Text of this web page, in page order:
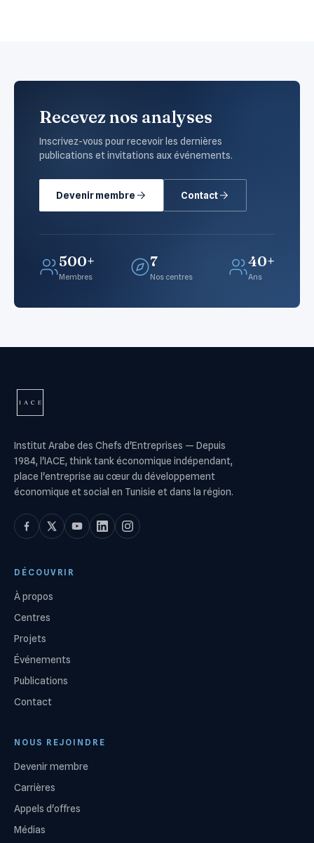
Recevez nos analyses
Inscrivez-vous pour recevoir les dernières
publications et invitations aux événements.
Devenir membre Contact
500+
Membres
7
Nos centres
40+
Ans
Institut Arabe des Chefs d'Entreprises — Depuis
1984, l'IACE, think tank économique indépendant,
place l'entreprise au cœur du développement
économique et social en Tunisie et dans la région.
DÉCOUVRIR
À propos
Centres
Projets
Événements
Publications
Contact
NOUS REJOINDRE
Devenir membre
Carrières
Appels d'offres
Médias